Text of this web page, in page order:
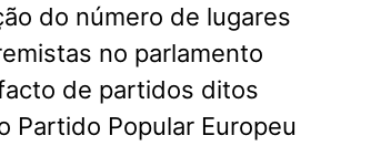
do número de lugares
no parlamento
de partidos ditos
Partido Popular Europeu